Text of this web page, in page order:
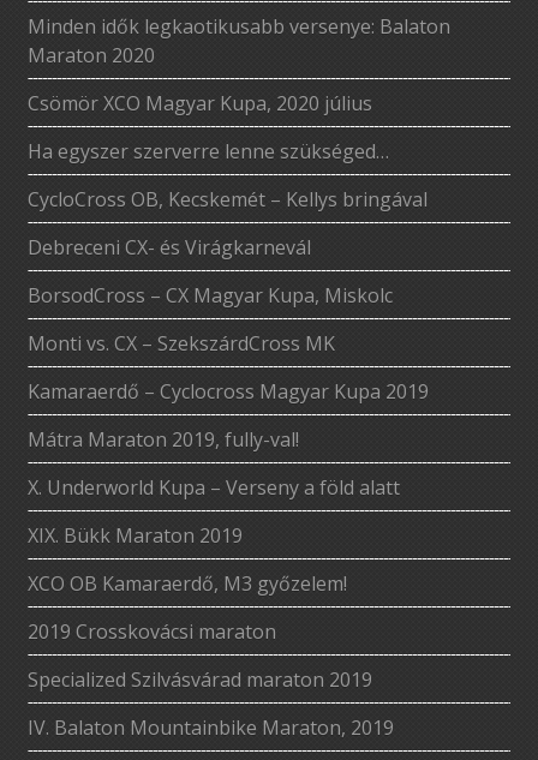
Minden idők legkaotikusabb versenye: Balaton
Maraton 2020
Csömör XCO Magyar Kupa, 2020 július
Ha egyszer szerverre lenne szükséged…
CycloCross OB, Kecskemét – Kellys bringával
Debreceni CX- és Virágkarnevál
BorsodCross – CX Magyar Kupa, Miskolc
Monti vs. CX – SzekszárdCross MK
Kamaraerdő – Cyclocross Magyar Kupa 2019
Mátra Maraton 2019, fully-val!
X. Underworld Kupa – Verseny a föld alatt
XIX. Bükk Maraton 2019
XCO OB Kamaraerdő, M3 győzelem!
2019 Crosskovácsi maraton
Specialized Szilvásvárad maraton 2019
IV. Balaton Mountainbike Maraton, 2019